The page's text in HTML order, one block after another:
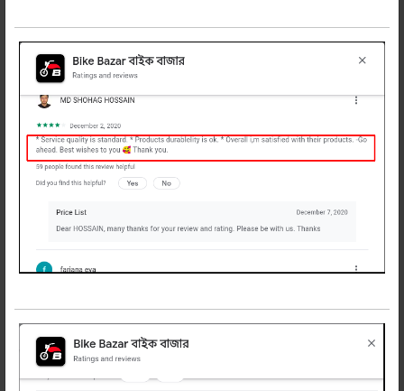
অত্যান্ত সাশ্রয়ী দামে অরিজিনাল হোন্ডা হর্নেট
২.০ রিয়ার মাডগার্ড কিনুন বাইক বাজার থেকে।
✅ ১০০% অরিজিনাল প্রডাক্ট। প্রডাক্ট জেনুইন না
হলে ডাবল টাকা রিটার্ন।
✅ জেনুইন হোন্ডা হর্নেট ২.০ রিয়ার মাডগার্ড
ব্যবহার যেমন স্বস্তিদায়ক তেমনি টেকসই
✅ বাইক বাজার - বাইকারদের আস্থায়।
এখনি অর্ডার করুন Honda Hornet 2.0 Rear